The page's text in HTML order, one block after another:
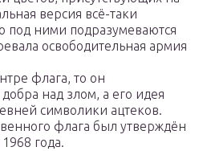
версия всё-таки
под ними подразумеваются
освободительная армия
флага, то он
над злом, а его идея
символики ацтеков.
флага был утверждён
года.